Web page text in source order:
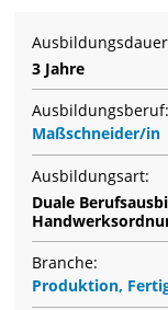
3 Jahre
Ausbildungsberuf:
Maßschneider/in
Ausbildungsart:
Duale
Branche:
Produktion,